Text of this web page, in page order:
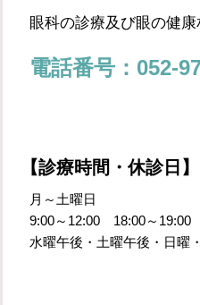
眼科の診療及び眼の健康
電話番号：052-
【診療時間・休診日】
月～土曜日
9:00～12:00 18:00～19:00
水曜午後・土曜午後・日曜